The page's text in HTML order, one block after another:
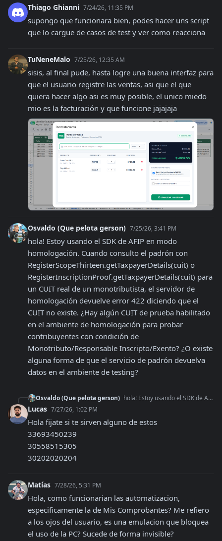
Thiago Ghianni 7/24/26, 11:35 PM
supongo que funcionara bien, podes hacer uns script
que lo cargue de casos de test y ver como reacciona
TuNeneMalo 7/25/26, 12:35 AM
sisis, al final pude, hasta logre una buena interfaz para
que el usuario registre las ventas, asi que el que
quiera hacer algo asi es muy posible, el unico miedo
mio es la facturación y que funcione jajajaja
Osvaldo (Que pelota gerson) 7/25/26, 3:41 PM
hola! Estoy usando el SDK de AFIP en modo
homologación. Cuando consulto el padrón con
RegisterScopeThirteen.getTaxpayerDetails(cuit) o
RegisterInscriptionProof.getTaxpayerDetails(cuit) para
un CUIT real de un monotributista, el servidor de
homologación devuelve error 422 diciendo que el
CUIT no existe. ¿Hay algún CUIT de prueba habilitado
en el ambiente de homologación para probar
contribuyentes con condición de
Monotributo/Responsable Inscripto/Exento? ¿O existe
alguna forma de que el servicio de padrón devuelva
datos en el ambiente de testing?
Osvaldo (Que pelota gerson) hola! Estoy usando el SDK de AFIP en modo homologación. Cuando consulto el padrón con RegisterScopeThirteen.getTaxpayerDetails(cuit) o RegisterInscriptionProof.
Lucas 7/27/26, 1:02 PM
Hola fijate si te sirven alguno de estos
33693450239
30558515305
30202020204
Matías 7/28/26, 5:31 PM
Hola, como funcionarian las automatizacion,
especificamente la de Mis Comprobantes? Me refiero
a los ojos del usuario, es una emulacion que bloquea
el uso de la PC? Sucede de forma invisible?